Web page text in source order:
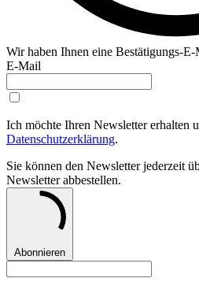
Wir haben Ihnen eine Bestätigungs-
E-Mail
Ich möchte Ihren Newsletter erhalten
Datenschutzerklärung.
Sie können den Newsletter jederzeit
Newsletter abbestellen.
Abonnieren